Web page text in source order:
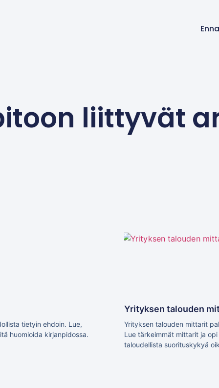
liittyvät
tietyin ehdoin. Lue,
huomioida kirjanpidossa.
Yrityksen talouden
Yrityksen talouden mittarit
Lue tärkeimmät mittarit ja
taloudellista suorituskykyä